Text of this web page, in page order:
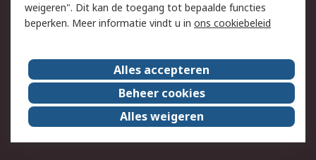
Algemene
verkoopvoorwaarden
Over RS
RS Group
Over ons
RS wereldwijd
Werken bij RS
ESG
weigeren". Dit kan de toegang tot bepaalde functies
beperken. Meer informatie vindt u in ons cookiebeleid
Alles accepteren
Beheer cookies
Alles weigeren